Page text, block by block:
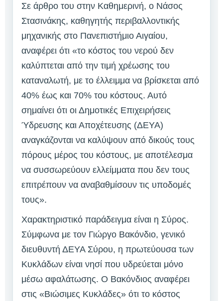
Σε άρθρο του στην Καθημερινή, ο Νάσος
Στασινάκης, καθηγητής περιβαλλοντικής
μηχανικής στο Πανεπιστήμιο Αιγαίου,
αναφέρει ότι «το κόστος του νερού δεν
καλύπτεται από την τιμή χρέωσης του
καταναλωτή, με το έλλειμμα να βρίσκεται από
40% έως και 70% του κόστους. Αυτό
σημαίνει ότι οι Δημοτικές Επιχειρήσεις
Ύδρευσης και Αποχέτευσης (ΔΕΥΑ)
αναγκάζονται να καλύψουν από δικούς τους
πόρους μέρος του κόστους, με αποτέλεσμα
να συσσωρεύουν ελλείμματα που δεν τους
επιτρέπουν να αναβαθμίσουν τις υποδομές
τους».
Χαρακτηριστικό παράδειγμα είναι η Σύρος.
Σύμφωνα με τον Γιώργο Βακόνδιο, γενικό
διευθυντή ΔΕΥΑ Σύρου, η πρωτεύουσα των
Κυκλάδων είναι νησί που υδρεύεται μόνο
μέσω αφαλάτωσης. Ο Βακόνδιος αναφέρει
στις «Βιώσιμες Κυκλάδες» ότι το κόστος